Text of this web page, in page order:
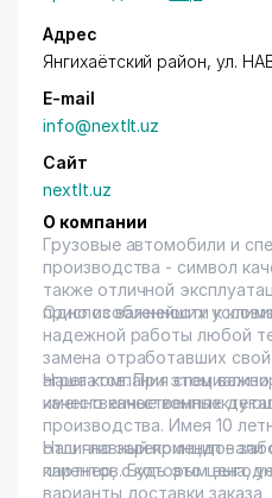
Адрес
Янгихаётский район, ул.
E-mail
info@nextlt.uz
Сайт
nextlt.uz
О компании
Грузовые автомобили и
производства - символ
также отличной
приспособленности к
Одно из важнейших
надежной работы любой
замена отработавших
агрегатов. При этом
качественные
Наша компания
именно качественных
производства. Имея 10
отлично зарекомендовали
партнер, с которым
Наш главный принцип –
клиентов. Будь это цена,
варианты доставки